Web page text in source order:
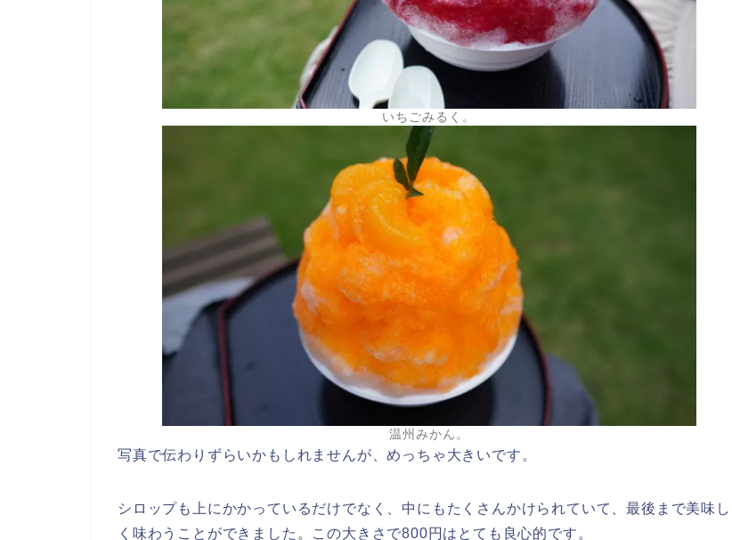
いちごみるく。
温州みかん。
写真で伝わりずらいかもしれませんが、めっちゃ大きいです。
シロップも上にかかっているだけでなく、中にもたくさんかけられていて、最後まで美味し
く味わうことができました。この大きさで800円はとても良心的です。